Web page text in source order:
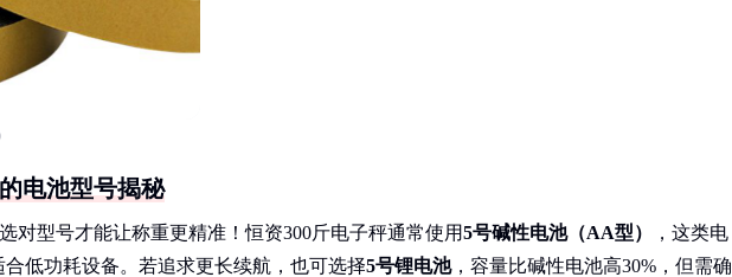
电池型号揭秘
对型号才能让称重更精准！恒资300斤电子秤通常使用5号碱性电池（AA型）
，这类电
低功耗设备。若追求更长续航，也可选择5号锂电池，容量比碱性电池高30%，但需确